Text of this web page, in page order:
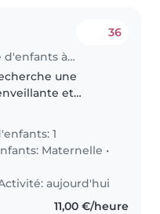
Job de garde d'enfants à Châtillon
36
et
dès la rentrée de
Benjamin a
TSA en 2022.
1
Maternelle •
aujourd'hui
11,00 €/heure